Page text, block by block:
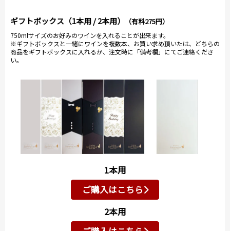
ギフトボックス（1本用 / 2本用） （有料275円）
750mlサイズのお好みのワインを入れることが出来ます。
※ギフトボックスと一緒にワインを複数本、お買い求め頂いたは、どちらの
商品をギフトボックスに入れるか、注文時に「備考欄」にてご連絡くださ
い。
1本用
ご購入はこちら
2本用